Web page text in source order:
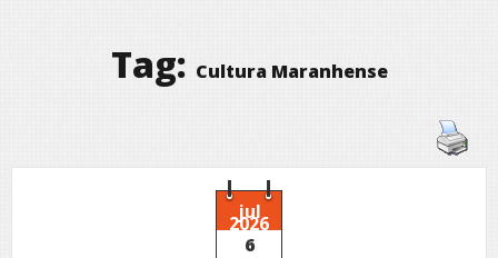
Tag: Cultura Maranhense
jul
2026
6